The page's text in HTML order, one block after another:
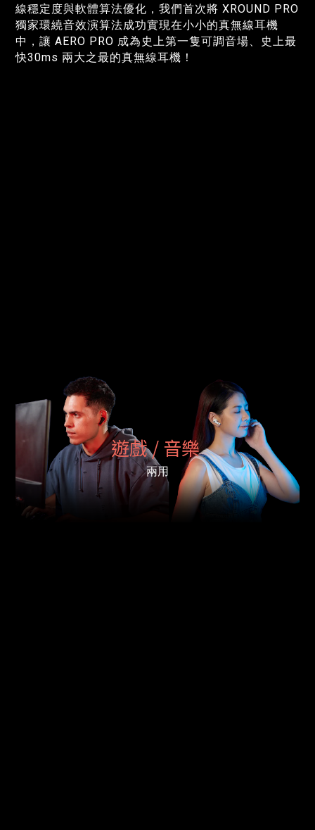
線穩定度與軟體算法優化，我們首次將 XROUND PRO
獨家環繞音效演算法成功實現在小小的真無線耳機
中，讓 AERO PRO 成為史上第一隻可調音場、史上最
快30ms 兩大之最的真無線耳機！
遊戲 / 音樂
兩用